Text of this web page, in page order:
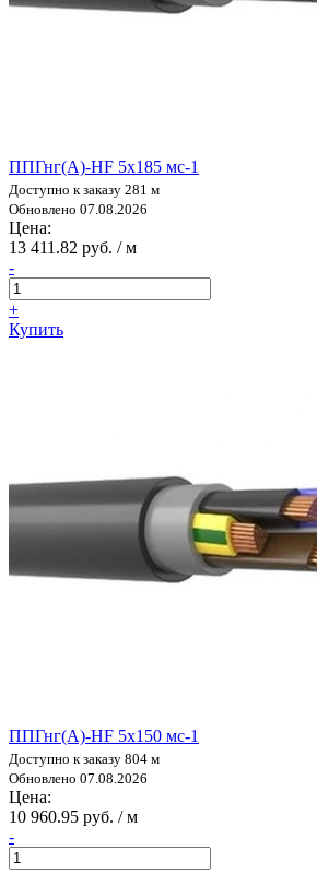
ППГнг(А)-HF 5х185 мс-1
Доступно к заказу 281 м
Обновлено 07.08.2026
Цена:
13 411.82 руб. / м
-
+
Купить
ППГнг(А)-HF 5х150 мс-1
Доступно к заказу 804 м
Обновлено 07.08.2026
Цена:
10 960.95 руб. / м
-